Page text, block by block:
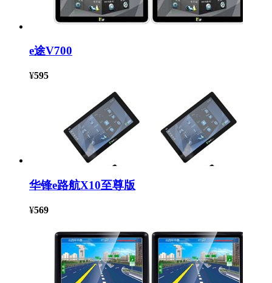
e途V700
¥595
华锋e路航X10至尊版
¥569